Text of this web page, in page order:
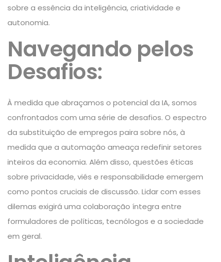
sobre a essência da inteligência, criatividade e
autonomia.
Navegando pelos
Desafios:
À medida que abraçamos o potencial da IA, somos
confrontados com uma série de desafios. O espectro
da substituição de empregos paira sobre nós, à
medida que a automação ameaça redefinir setores
inteiros da economia. Além disso, questões éticas
sobre privacidade, viés e responsabilidade emergem
como pontos cruciais de discussão. Lidar com esses
dilemas exigirá uma colaboração íntegra entre
formuladores de políticas, tecnólogos e a sociedade
em geral.